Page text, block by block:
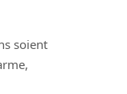
soient